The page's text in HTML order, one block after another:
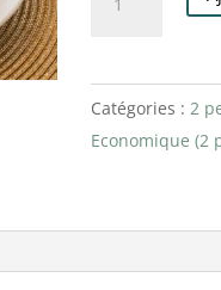
aux
crevettes,
lime
personnes)
Catégories :2
Economique (2